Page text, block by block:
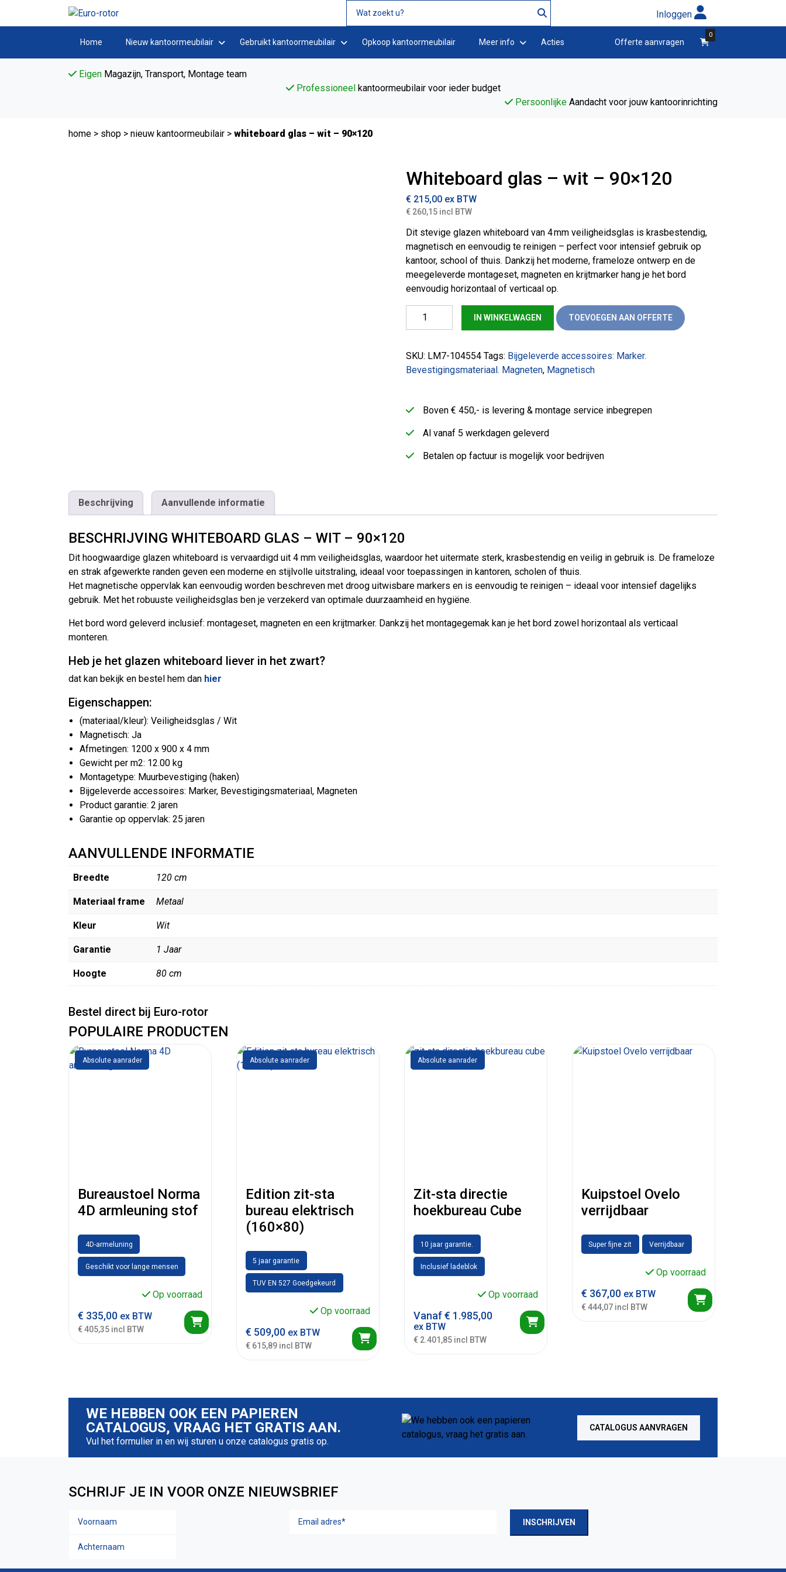
Inloggen
Home Nieuw kantoormeubilair Gebruikt kantoormeubilair Opkoop kantoormeubilair Meer info Acties winkelwagen
0
Offerte aanvragen
Eigen Magazijn, Transport, Montage team
Professioneelkantoormeubilair voor ieder budget
Persoonlijke Aandacht voor jouw kantoorinrichting
home > shop > nieuw kantoormeubilair > whiteboard glas – wit – 90×120
Whiteboard glas – wit – 90×120
€ 215,00 ex BTW
€ 260,15 incl BTW
Dit stevige glazen whiteboard van 4 mm veiligheidsglas is krasbestendig,
magnetisch en eenvoudig te reinigen – perfect voor intensief gebruik op
kantoor, school of thuis. Dankzij het moderne, frameloze ontwerp en de
meegeleverde montageset, magneten en krijtmarker hang je het bord
eenvoudig horizontaal of verticaal op.
Whiteboard glas – wit – 90×120 aantal
IN WINKELWAGEN TOEVOEGEN AAN OFFERTE
SKU: LM7-104554 Tags: Bijgeleverde accessoires: Marker.
Bevestigingsmateriaal. Magneten, Magnetisch
Boven € 450,- is levering & montage service inbegrepen
Al vanaf 5 werkdagen geleverd
Betalen op factuur is mogelijk voor bedrijven
Beschrijving Aanvullende informatie
BESCHRIJVING WHITEBOARD GLAS – WIT – 90×120
Dit hoogwaardige glazen whiteboard is vervaardigd uit 4 mm veiligheidsglas, waardoor het uitermate sterk, krasbestendig en veilig in gebruik is. De frameloze
en strak afgewerkte randen geven een moderne en stijlvolle uitstraling, ideaal voor toepassingen in kantoren, scholen of thuis.
Het magnetische oppervlak kan eenvoudig worden beschreven met droog uitwisbare markers en is eenvoudig te reinigen – ideaal voor intensief dagelijks
gebruik. Met het robuuste veiligheidsglas ben je verzekerd van optimale duurzaamheid en hygiëne.
Het bord word geleverd inclusief: montageset, magneten en een krijtmarker. Dankzij het montagegemak kan je het bord zowel horizontaal als verticaal
monteren.
Heb je het glazen whiteboard liever in het zwart?
dat kan bekijk en bestel hem dan hier
Eigenschappen:
(materiaal/kleur): Veiligheidsglas / Wit
Magnetisch: Ja
Afmetingen: 1200 x 900 x 4 mm
Gewicht per m2: 12.00 kg
Montagetype: Muurbevestiging (haken)
Bijgeleverde accessoires: Marker, Bevestigingsmateriaal, Magneten
Product garantie: 2 jaren
Garantie op oppervlak: 25 jaren
AANVULLENDE INFORMATIE
Breedte 120 cm
Materiaal frame Metaal
Kleur Wit
Garantie 1 Jaar
Hoogte 80 cm
Bestel direct bij Euro-rotor
POPULAIRE PRODUCTEN
Absolute aanrader
Bureaustoel Norma
4D armleuning stof
4D-armeluning
Geschikt voor lange mensen
Op voorraad
€ 335,00 ex BTW
€ 405,35 incl BTW
Absolute aanrader
Edition zit-sta
bureau elektrisch
(160×80)
5 jaar garantie
TUV EN 527 Goedgekeurd
Op voorraad
€ 509,00 ex BTW
€ 615,89 incl BTW
Absolute aanrader
Zit-sta directie
hoekbureau Cube
10 jaar garantie.
Inclusief ladeblok
Op voorraad
Vanaf€ 1.985,00
ex BTW
€ 2.401,85 incl BTW
Kuipstoel Ovelo
verrijdbaar
Super fijne zit Verrijdbaar
Op voorraad
€ 367,00 ex BTW
€ 444,07 incl BTW
WE HEBBEN OOK EEN PAPIEREN
CATALOGUS, VRAAG HET GRATIS AAN.
Vul het formulier in en wij sturen u onze catalogus gratis op.
CATALOGUS AANVRAGEN
SCHRIJF JE IN VOOR ONZE NIEUWSBRIEF
Naam
Email
INSCHRIJVEN